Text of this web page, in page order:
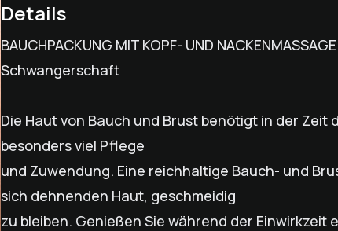
Details
BAUCHPACKUNG MIT KOPF- UND
Schwangerschaft
Die Haut von Bauch und Brust benötigt in der Zeit
besonders viel Pflege
und Zuwendung. Eine reichhaltige Bauch- und
sich dehnenden Haut, geschmeidig
zu bleiben. Genießen Sie während der Einwirkzeit